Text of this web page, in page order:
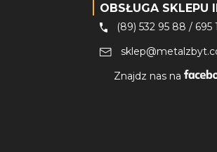
OBSŁUGA SKLEPU
(89) 532 95 88 / 695
Znajdz nas na